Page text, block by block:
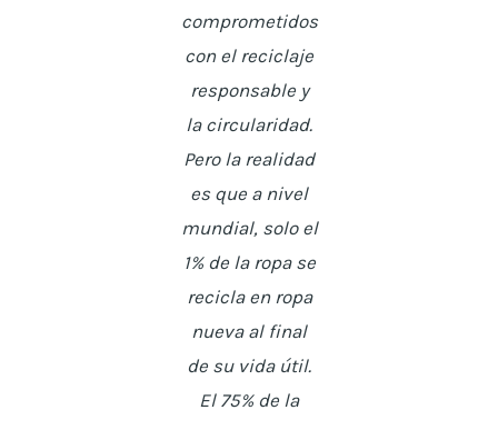
comprometidos
con el reciclaje
responsable y
la circularidad.
Pero la realidad
es que a nivel
mundial, solo el
1% de la ropa se
recicla en ropa
nueva al final
de su vida útil.
El 75% de la